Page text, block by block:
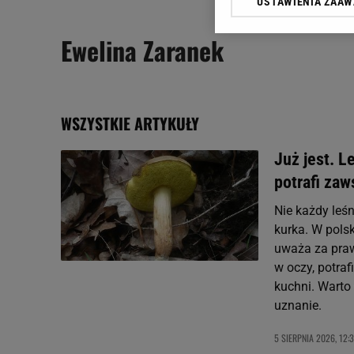
Ewelina Zaranek
WSZYSTKIE ARTYKUŁY
Już jest.
potrafi
Nie każdy
kurka. W
uważa za
w oczy,
kuchni.
uznanie.
5 SIERPNIA 2026,
Klikając „Akceptuję”
badnie odbiorców i